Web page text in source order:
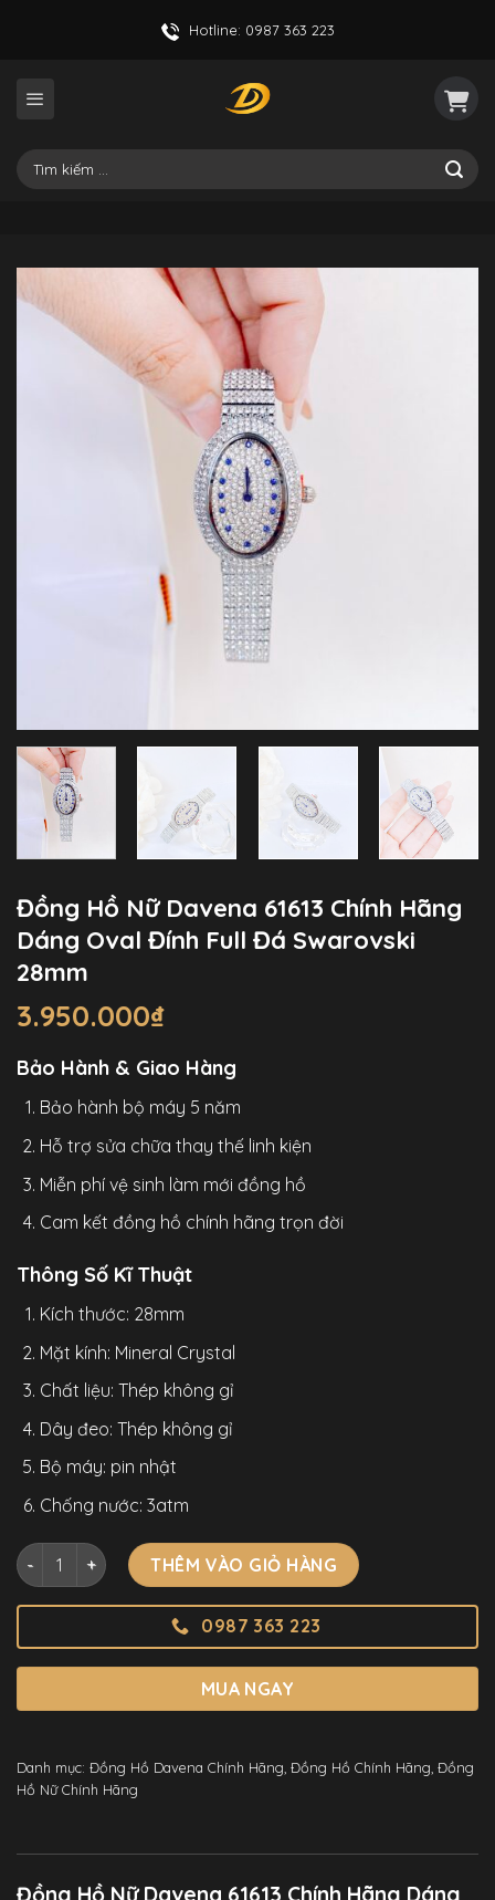
Hotline: 0987 363 223
Tìm
kiếm:
Đồng Hồ Nữ Davena 61613 Chính Hãng
Dáng Oval Đính Full Đá Swarovski
28mm
3.950.000₫
Bảo Hành & Giao Hàng
Bảo hành bộ máy 5 năm
Hỗ trợ sửa chữa thay thế linh kiện
Miễn phí vệ sinh làm mới đồng hồ
Cam kết đồng hồ chính hãng trọn đời
Thông Số Kĩ Thuật
Kích thước: 28mm
Mặt kính: Mineral Crystal
Chất liệu: Thép không gỉ
Dây đeo: Thép không gỉ
Bộ máy: pin nhật
Chống nước: 3atm
Đồng Hồ Nữ Davena 61613 Chính Hãng Dáng Oval Đính Full
THÊM VÀO GIỎ HÀNG
0987 363 223
MUA NGAY
Danh mục: Đồng Hồ Davena Chính Hãng, Đồng Hồ Chính Hãng, Đồng
Hồ Nữ Chính Hãng